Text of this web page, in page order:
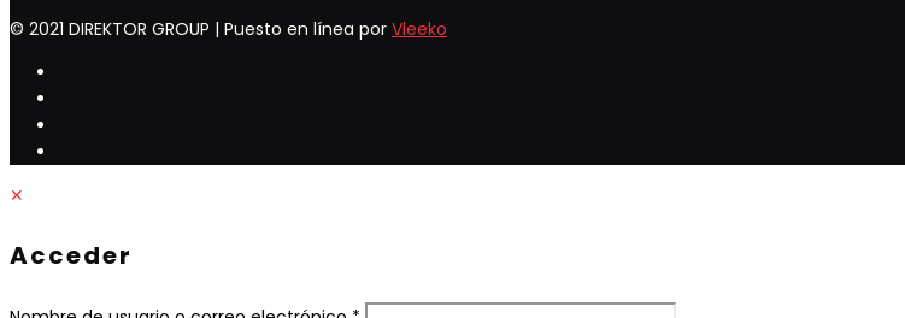
© 2021 DIREKTOR GROUP | Puesto en línea por Vleeko
✕
Acceder